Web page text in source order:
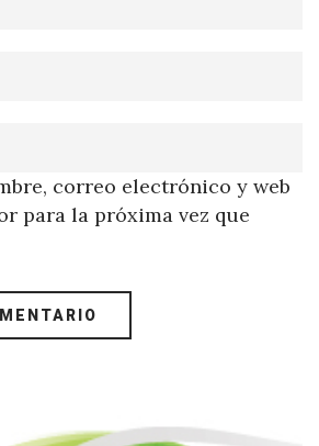
correo electrónico y web
para la próxima vez que